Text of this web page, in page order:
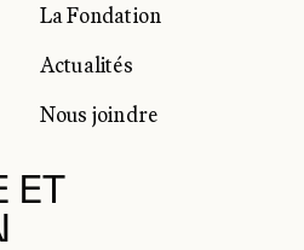
La Fondation
Actualités
Nous joindre
ET